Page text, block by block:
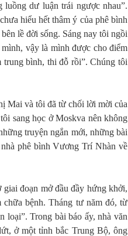
dư luận trái ngược nhau”.
hiểu hết thâm ý của phê bình
lề đời sống. Sáng nay tôi ngồi
vậy là mình được cho điểm
bình, thi đỗ rồi”. Chúng tôi
Mai và tôi đã từ chối lời mời của
sang học ở Moskva nên không
truyện ngắn mới, những bài
phê bình Vương Trí Nhàn về
đoạn mở đầu đầy hứng khởi,
bệnh. Tháng tư năm đó, từ
loại”. Trong bài báo ấy, nhà văn
ở một tỉnh bắc Trung Bộ, ông